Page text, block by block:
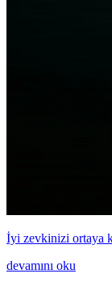
İyi zevkinizi ortaya
devamını oku